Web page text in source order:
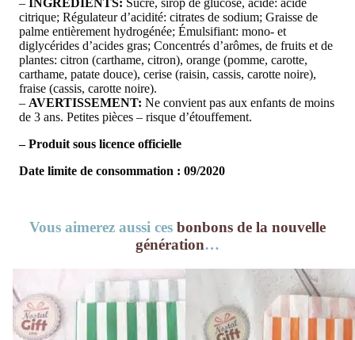
– INGRÉDIENTS: Sucre, sirop de glucose, acide: acide
citrique; Régulateur d’acidité: citrates de sodium; Graisse de
palme entièrement hydrogénée; Émulsifiant: mono- et
diglycérides d’acides gras; Concentrés d’arômes, de fruits et de
plantes: citron (carthame, citron), orange (pomme, carotte,
carthame, patate douce), cerise (raisin, cassis, carotte noire),
fraise (cassis, carotte noire).
– AVERTISSEMENT: Ne convient pas aux enfants de moins
de 3 ans. Petites pièces – risque d’étouffement.
– Produit sous licence officielle
Date limite de consommation : 09/2020
Vous aimerez aussi ces bonbons de la nouvelle
génération…